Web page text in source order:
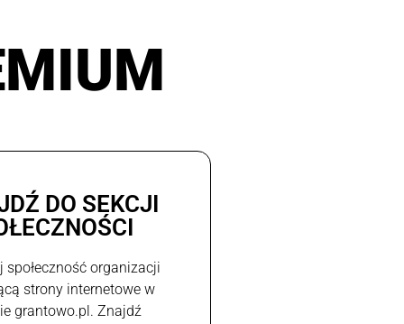
DO SEKCJI
społeczność organizacji
strony internetowe w
grantowo.pl. Znajdź